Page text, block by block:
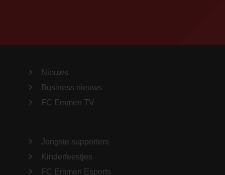
Nieuws
Business nieuws
FC Emmen TV
Jongste supporters
Kinderfeestjes
FC Emmen Esports